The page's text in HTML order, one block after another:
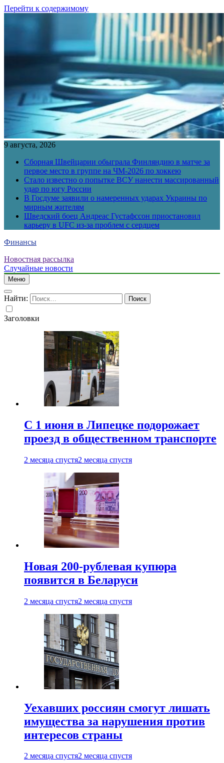
Перейти к содержимому
9 августа, 2026
Сборная Швейцарии обыграла Финляндию в матче за
первое место в группе на ЧМ-2026 по хоккею
Стало известно о попытке ВСУ нанести массированный
удар по югу России
В Госдуме заявили о намеренных ударах Украины по
мирным жителям
Шведский боец Андреас Густафссон приостановил
карьеру в UFC из-за проблем с сердцем
Финансы
Новостная рассылка
Случайные новости
Меню
Найти:
Заголовки
С 1 июня в Липецке подорожает
проезд в общественном транспорте
2 месяца спустя2 месяца спустя
Новая 200-рублевая купюра
появится в Беларуси
2 месяца спустя2 месяца спустя
Уехавших россиян смогут лишать
имущества за нарушения против
интересов страны
2 месяца спустя2 месяца спустя